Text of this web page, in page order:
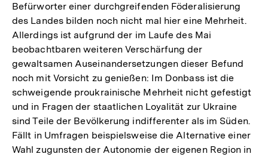
Befürworter einer durchgreifenden Föderalisierung
des Landes bilden noch nicht mal hier eine Mehrheit.
Allerdings ist aufgrund der im Laufe des Mai
beobachtbaren weiteren Verschärfung der
gewaltsamen Auseinandersetzungen dieser Befund
noch mit Vorsicht zu genießen: Im Donbass ist die
schweigende proukrainische Mehrheit nicht gefestigt
und in Fragen der staatlichen Loyalität zur Ukraine
sind Teile der Bevölkerung indifferenter als im Süden.
Fällt in Umfragen beispielsweise die Alternative einer
Wahl zugunsten der Autonomie der eigenen Region in